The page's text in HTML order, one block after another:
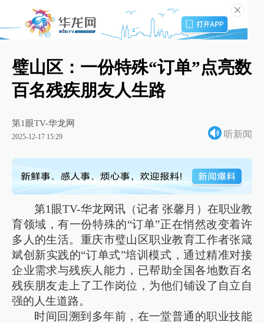
璧山区：一份特殊“订单”点亮数
百名残疾朋友人生路
第1眼TV-华龙网
2025-12-17 15:29 听新闻
第1眼TV-华龙网讯（记者 张馨月）在职业教
育领域，有一份特殊的“订单”正在悄然改变着许
多人的生活。重庆市璧山区职业教育工作者张箴
斌创新实践的“订单式”培训模式，通过精准对接
企业需求与残疾人能力，已帮助全国各地数百名
残疾朋友走上了工作岗位，为他们铺设了自立自
强的人生道路。
时间回溯到多年前，在一堂普通的职业技能